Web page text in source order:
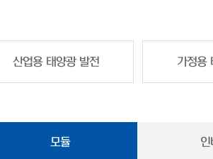
산업용 태양광 발전 가정용
모듈 인